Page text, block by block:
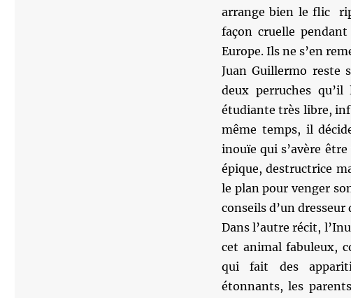
arrange bien le flic
façon cruelle
Europe. Ils ne s’en
Juan Guillermo reste
deux perruches
étudiante très libre,
même temps, il
inouïe qui s’avère
épique, destructrice
le plan pour venger
conseils d’un dresseur
Dans l’autre récit,
cet animal fabuleux,
qui fait des
étonnants, les